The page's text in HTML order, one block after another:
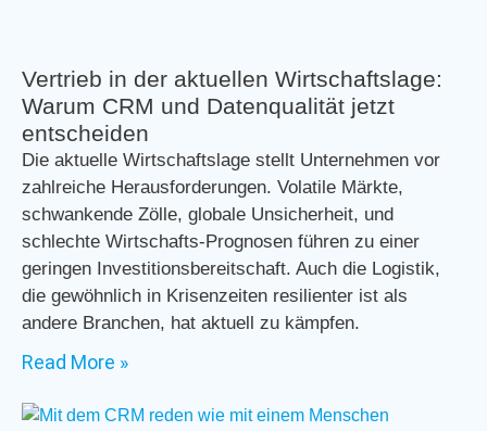
Vertrieb in der aktuellen Wirtschaftslage:
Warum CRM und Datenqualität jetzt
entscheiden
Die aktuelle Wirtschaftslage stellt Unternehmen vor
zahlreiche Herausforderungen. Volatile Märkte,
schwankende Zölle, globale Unsicherheit, und
schlechte Wirtschafts-Prognosen führen zu einer
geringen Investitionsbereitschaft. Auch die Logistik,
die gewöhnlich in Krisenzeiten resilienter ist als
andere Branchen, hat aktuell zu kämpfen.
Read More »